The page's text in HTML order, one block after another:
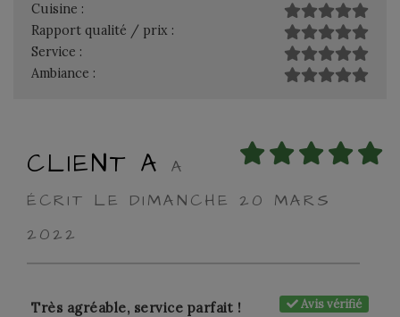
Cuisine :
Rapport qualité / prix :
Service :
Ambiance :
CLIENT A
A
ÉCRIT LE DIMANCHE 20 MARS
2022
Avis vérifié
Très agréable, service parfait !